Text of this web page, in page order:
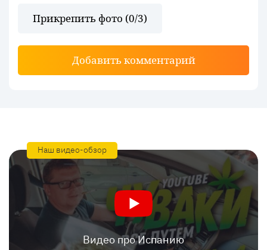
Прикрепить фото (0/3)
Добавить комментарий
Наш видео-обзор
Видео про Испанию